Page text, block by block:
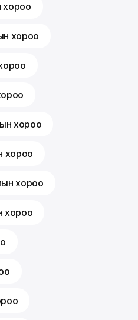
хороо
хороо
хороо
хороо
хороо
хороо